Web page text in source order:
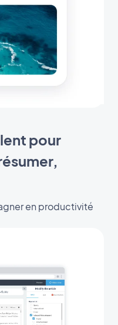
pour
en productivité